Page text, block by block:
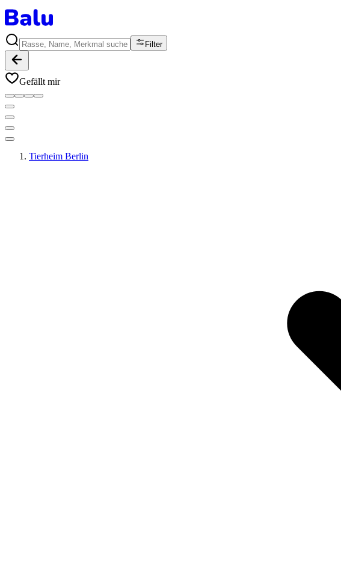
Filter
Gefällt mir
Tierheim Berlin